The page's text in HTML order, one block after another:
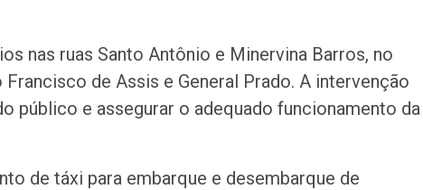
nas ruas Santo Antônio e Minervina Barros, no
de Assis e General Prado. A intervenção
público e assegurar o adequado funcionamento da
de táxi para embarque e desembarque de